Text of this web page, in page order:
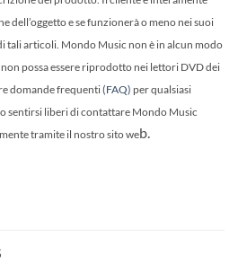
dell’oggetto e se funzionerà o meno nei suoi
tali articoli. Mondo Music non è in alcun modo
possa essere riprodotto nei lettori DVD dei
domande frequenti(FAQ) per qualsiasi
sentirsi liberi di contattare Mondo Music
tramite il nostro sito web.